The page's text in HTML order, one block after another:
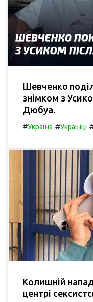
Шевченко
знімком з
Дюбуа.
#Україна #Українці
Колишній
центрі